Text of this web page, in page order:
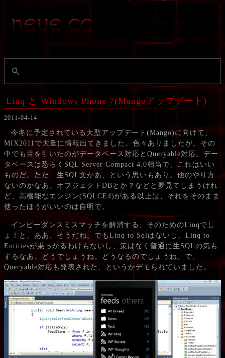
Linq と Windows Phone 7(Mangoアップデート)
2011-04-14
今冬に予定されている大型アップデート(Mango)に向けて、
MIX2011で大量に情報出てきました。色々ありましたが、その
中でも目を引いたのがデータベース対応とQueryable対応。デー
タベースは恐らくSQL Server Compact 4.0相当で、これはいい
ものだ。ただ、生SQL文かあ、という思いもあり。他のやり方
ないのかなあ。オブジェクトDBとか？などと夢見てしまうけれ
ど、高機能なエンジン(SQLCE4)がある以上は、それをそのまま
使ったほうがいいのは自明で。
インピーダンスミスマッチを解消する、そのためのLinqでし
ょ！と、ああ、そうだね。でもLinq to Sqlはないし、Linq to
Entitiesが乗っかるわけもないし、策はなく普通に生SQLの気も
するなあ。どうでしょうね。どうなるのでしょうね。で、
Queryable対応も発表された、というかデモられていました。